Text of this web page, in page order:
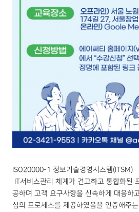
ISO20000-1 정보기술경영시스템(ITSM)
IT서비스관리 체계가 견고하고 통합화된
공하며 고객 요구사항을 신속하게 대응하
심의 프로세스를 제공하였음을 인증해주